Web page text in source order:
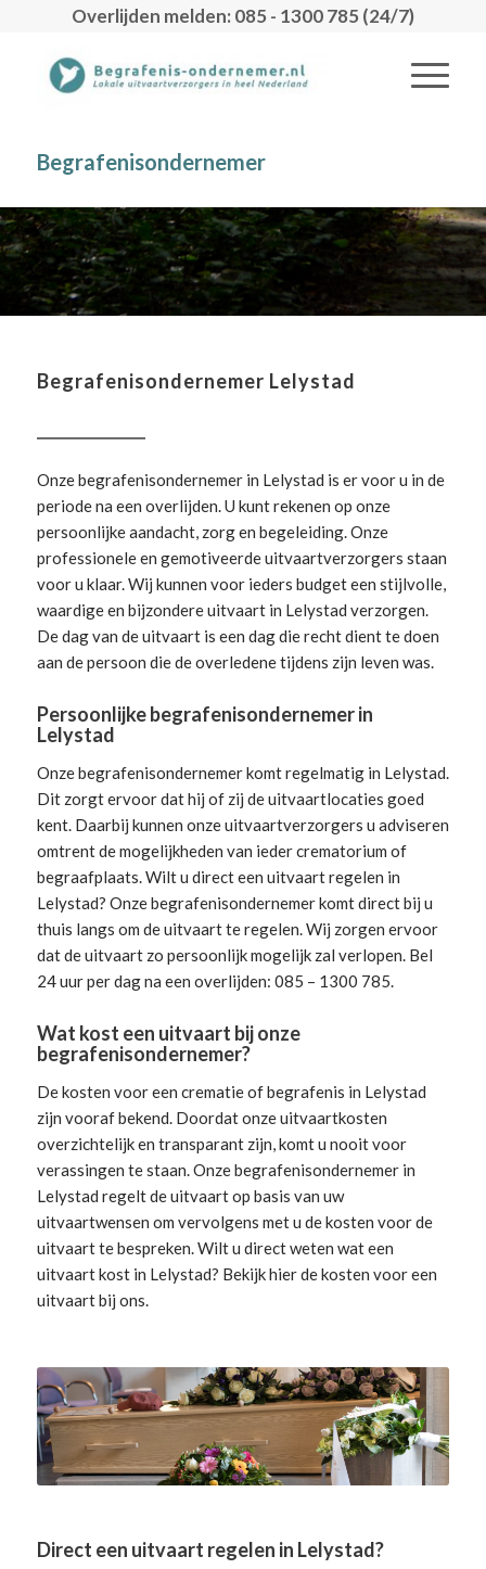
Overlijden melden: 085 - 1300 785 (24/7)
Begrafenisondernemer
Begrafenisondernemer Lelystad
Onze begrafenisondernemer in Lelystad is er voor u in de
periode na een overlijden. U kunt rekenen op onze
persoonlijke aandacht, zorg en begeleiding.Onze
professionele en gemotiveerde uitvaartverzorgers staan
voor u klaar. Wij kunnen voor ieders budget een stijlvolle,
waardige en bijzondere uitvaart in Lelystad verzorgen.
De dag van de uitvaart is een dag die recht dient te doen
aan de persoon die de overledene tijdens zijn leven was.
Persoonlijke begrafenisondernemer in
Lelystad
Onze begrafenisondernemer komt regelmatig in Lelystad.
Dit zorgt ervoor dat hij of zij de uitvaartlocaties goed
kent. Daarbij kunnen onze uitvaartverzorgers u adviseren
omtrent de mogelijkheden van ieder crematorium of
begraafplaats. Wilt u direct een uitvaart regelen in
Lelystad? Onze begrafenisondernemer komt direct bij u
thuis langs om de uitvaart te regelen. Wij zorgen ervoor
dat de uitvaart zo persoonlijk mogelijk zal verlopen. Bel
24 uur per dag na een overlijden: 085 – 1300 785.
Wat kost een uitvaart bij onze
begrafenisondernemer?
De kosten voor een crematie of begrafenis in Lelystad
zijn vooraf bekend. Doordat onze uitvaartkosten
overzichtelijk en transparant zijn, komt u nooit voor
verassingen te staan. Onze begrafenisondernemer in
Lelystad regelt de uitvaartop basis van uw
uitvaartwensen om vervolgens met u de kosten voor de
uitvaart te bespreken. Wilt u direct weten wat een
uitvaart kost in Lelystad? Bekijk hier dekosten voor een
uitvaartbij ons.
Direct een uitvaart regelen in Lelystad?